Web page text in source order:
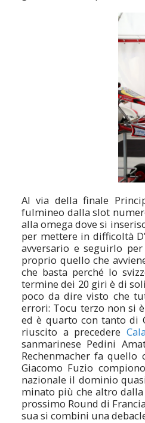
Al via della finale
fulmineo dalla slot
alla omega dove si
per mettere in difficoltà
avversario e seguirlo
proprio quello che
che basta perché lo
termine dei 20 giri è di
poco da dire visto che
errori: Tocu terzo non si
ed è quarto con tanto di
riuscito a precedere
sanmarinese Pedini
Rechenmacher fa
Giacomo Fuzio
nazionale il dominio
minato più che altro
prossimo Round di
sua si combini una